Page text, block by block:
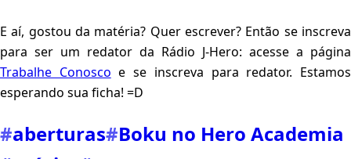
E aí, gostou da matéria? Quer escrever? Então se inscreva
para ser um redator da Rádio J-Hero: acesse a página
Trabalhe Conosco e se inscreva para redator. Estamos
esperando sua ficha! =D
#aberturas#Boku no Hero Academia